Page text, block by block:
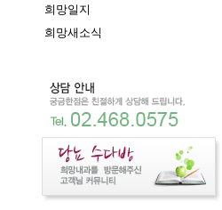
희망일지
희망새소식